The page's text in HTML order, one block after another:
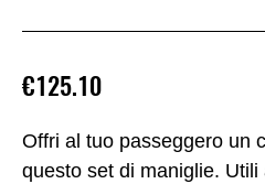
Offri al tuo passeggero un
questo set di maniglie.
€125.10